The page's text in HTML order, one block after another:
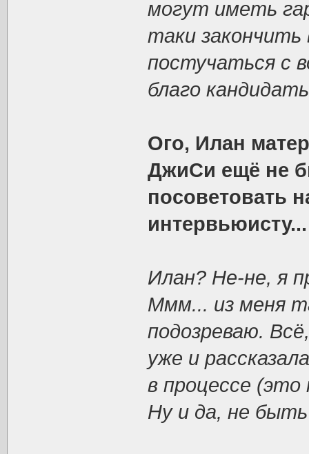
могут иметь
таки
постучаться с
благо
Ого, Илан
ДжиСи ещё не
посоветовать
Илан? Не-не, я
Ммм... из меня
подозреваю.
уже и
в процессе
Ну и да, не